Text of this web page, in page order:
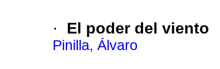
· El poder del viento
Pinilla, Álvaro